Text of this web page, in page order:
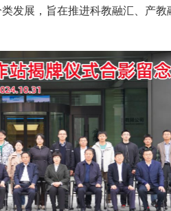
发展，旨在推进科教融汇、产教